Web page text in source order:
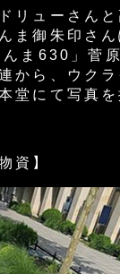
リューさん
ま御朱印さ
ま630」菅
から、ウク
堂にて写真
資】